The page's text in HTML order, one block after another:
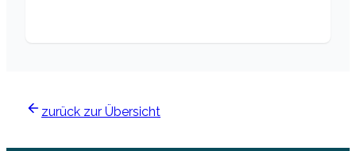
zurück zur Übersicht